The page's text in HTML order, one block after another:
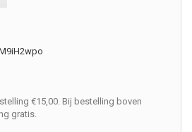
€15,00. Bij bestelling boven
gratis.